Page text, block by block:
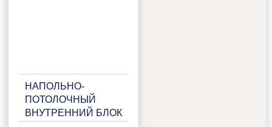
НАПОЛЬНО-
ПОТОЛОЧНЫЙ
ВНУТРЕННИЙ БЛОК